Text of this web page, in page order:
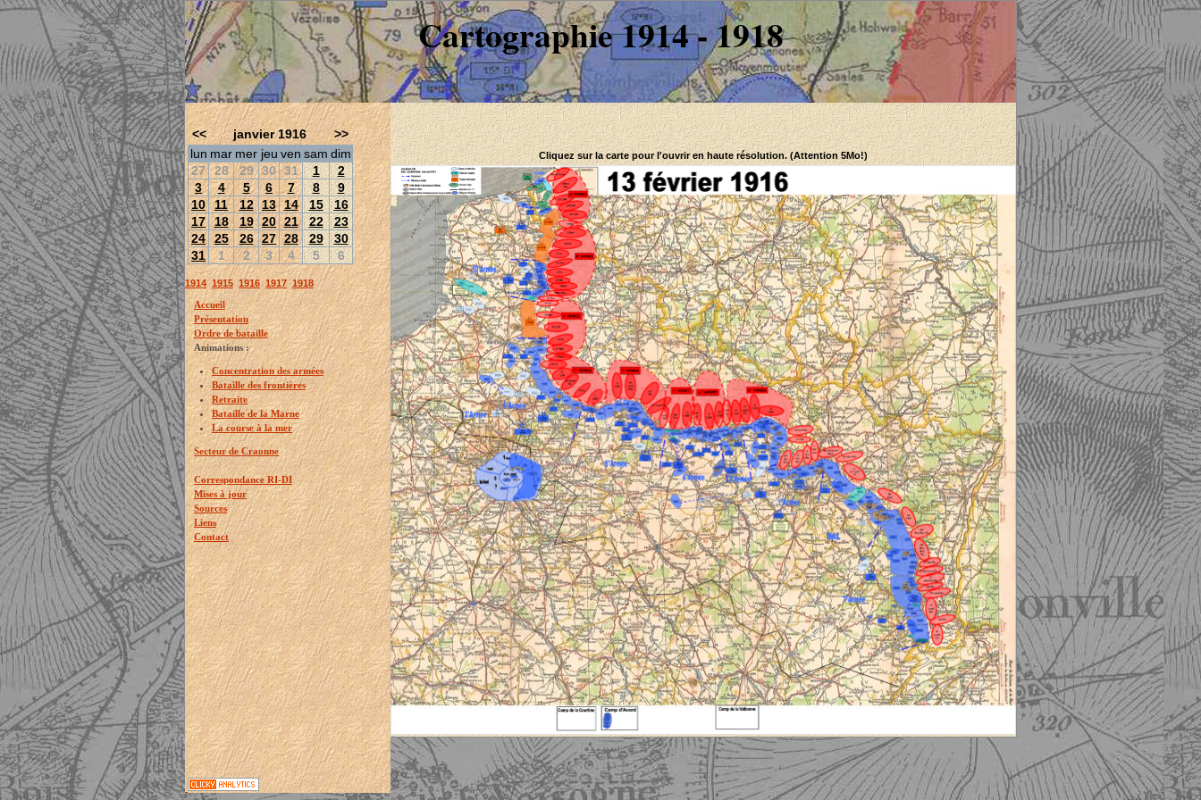
Cartographie 1914 - 1918
<< janvier 1916
>>
lun mar mer jeu ven sam dim
27 28 29 30 31 1
2
3
4 5 6 7 8
9
10
11 12 13 14 15
16
17 18 19 20 21 22
23
24 25 26 27 28 29
30
31
1 2 3 4 5 6
1914 1915 1916 1917 1918
Accueil
Présentation
Ordre de bataille
Animations :
Concentration des armées
Bataille des frontières
Retraite
Bataille de la Marne
La course à la mer
Secteur de Craonne
Correspondance RI-DI
Mises à jour
Sources
Liens
Contact
Cliquez sur la carte pour l'ouvrir en haute résolution. (Attention 5Mo!)